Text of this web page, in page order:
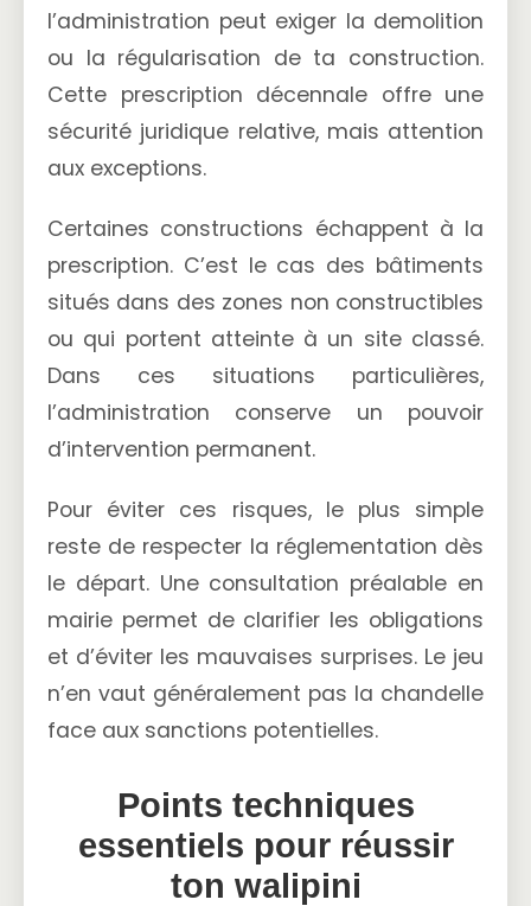
l’administration peut exiger la demolition
ou la régularisation de ta construction.
Cette prescription décennale offre une
sécurité juridique relative, mais attention
aux exceptions.
Certaines constructions échappent à la
prescription. C’est le cas des bâtiments
situés dans des zones non constructibles
ou qui portent atteinte à un site classé.
Dans ces situations particulières,
l’administration conserve un pouvoir
d’intervention permanent.
Pour éviter ces risques, le plus simple
reste de respecter la réglementation dès
le départ. Une consultation préalable en
mairie permet de clarifier les obligations
et d’éviter les mauvaises surprises. Le jeu
n’en vaut généralement pas la chandelle
face aux sanctions potentielles.
Points techniques
essentiels pour réussir
ton walipini